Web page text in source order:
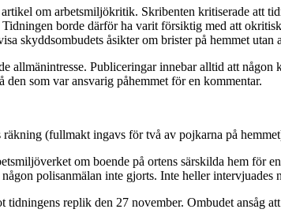
om arbetsmiljökritik. Skribenten kritiserade att
borde därför ha varit försiktig med att
skyddsombudets åsikter om brister på hemmet
allmänintresse. Publiceringar innebar alltid att
som var ansvarig påhemmet för en kommentar.
(fullmakt ingavs för två av pojkarna på
om boende på ortens särskilda hem för
polisanmälan inte gjorts. Inte heller
replik den 27 november. Ombudet ansåg